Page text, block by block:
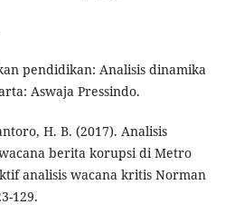
pendidikan: Analisis dinamika
Aswaja Pressindo.
H. B. (2017). Analisis
berita korupsi di Metro
analisis wacana kritis Norman
129.